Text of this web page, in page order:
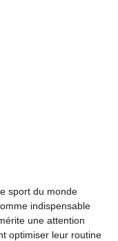
sport du monde
indispensable
mérite une attention
optimiser leur routine